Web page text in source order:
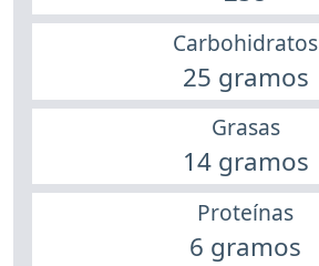
Carbohidratos
25 gramos
Grasas
14 gramos
Proteínas
6 gramos